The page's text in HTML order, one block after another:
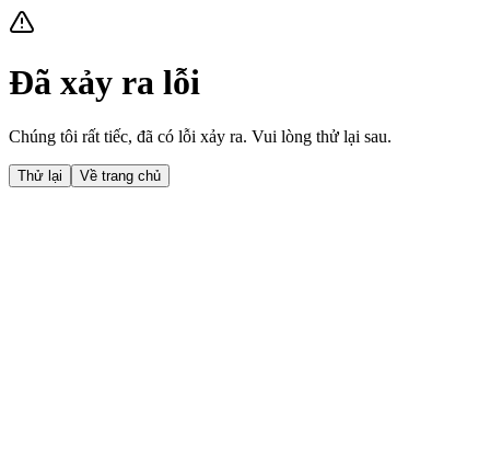
Đã xảy ra lỗi
Chúng tôi rất tiếc, đã có lỗi xảy ra. Vui lòng thử lại sau.
Thử lại Về trang chủ